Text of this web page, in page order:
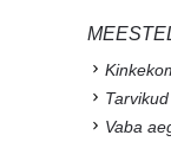
Tarvikud
Vaba